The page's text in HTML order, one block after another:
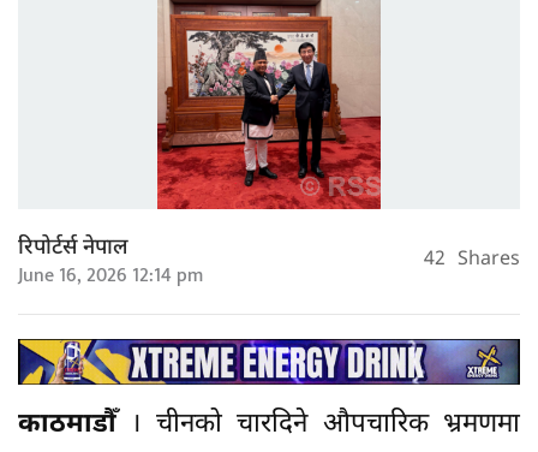
रिपोर्टर्स नेपाल
June 16, 2026 12:14 pm 42 Shares
काठमाडौँ । चीनको चारदिने औपचारिक भ्रमणमा